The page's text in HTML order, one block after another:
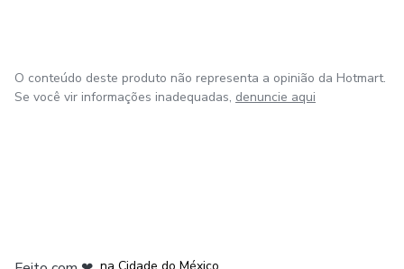
O conteúdo deste produto não representa a opinião da Hotmart.
Se você vir informações inadequadas, denuncie aqui